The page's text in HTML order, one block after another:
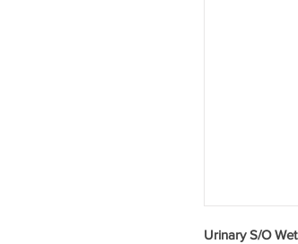
Urinary S/O Wet